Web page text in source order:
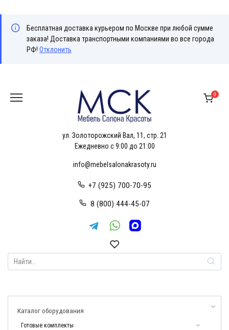
Бесплатная доставка курьером по Москве при любой сумме
заказа! Доставка транспортными компаниями во все города
РФ! Отклонить
содержанию
ул. Золоторожский Вал, 11, стр. 21
Ежедневно с 9:00 до 21:00
info@mebelsalonakrasoty.ru
+7 (925) 700-70-95
8 (800) 444-45-07
0
Search
for:
Каталог оборудования
Готовые комплекты